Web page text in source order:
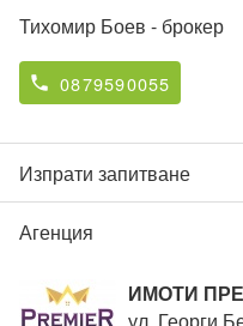
Тихомир Боев - брокер
phone 0879590055
Изпрати запитване
Агенция
ИМОТИ